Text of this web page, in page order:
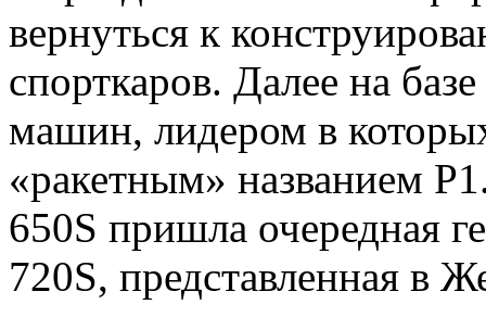
вернуться к
спорткаров. Далее на
машин, лидером в
«ракетным» названием
650S пришла очередная
720S, представленная в